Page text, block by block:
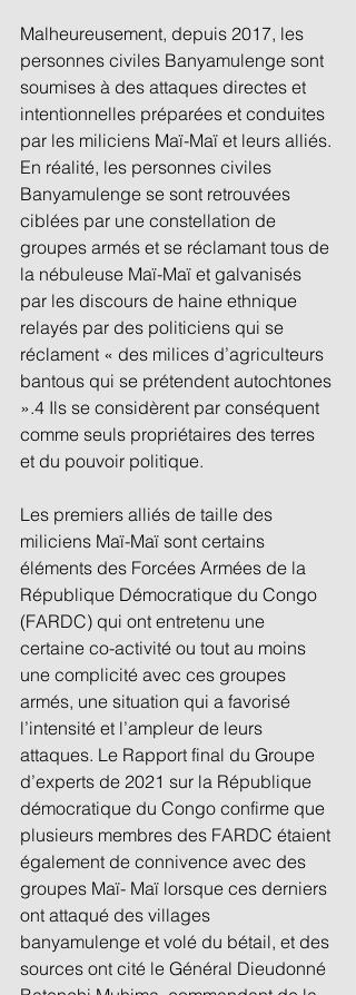
Malheureusement, depuis 2017, les
personnes civiles Banyamulenge sont
soumises à des attaques directes et
intentionnelles préparées et conduites
par les miliciens Maï-Maï et leurs alliés.
En réalité, les personnes civiles
Banyamulenge se sont retrouvées
ciblées par une constellation de
groupes armés et se réclamant tous de
la nébuleuse Maï-Maï et galvanisés
par les discours de haine ethnique
relayés par des politiciens qui se
réclament « des milices d’agriculteurs
bantous qui se prétendent autochtones
».4 Ils se considèrent par conséquent
comme seuls propriétaires des terres
et du pouvoir politique.
Les premiers alliés de taille des
miliciens Maï-Maï sont certains
éléments des Forcées Armées de la
République Démocratique du Congo
(FARDC) qui ont entretenu une
certaine co-activité ou tout au moins
une complicité avec ces groupes
armés, une situation qui a favorisé
l’intensité et l’ampleur de leurs
attaques. Le Rapport final du Groupe
d’experts de 2021 sur la République
démocratique du Congo confirme que
plusieurs membres des FARDC étaient
également de connivence avec des
groupes Maï- Maï lorsque ces derniers
ont attaqué des villages
banyamulenge et volé du bétail, et des
sources ont cité le Général Dieudonné